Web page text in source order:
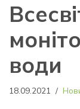
води
18.09.2021